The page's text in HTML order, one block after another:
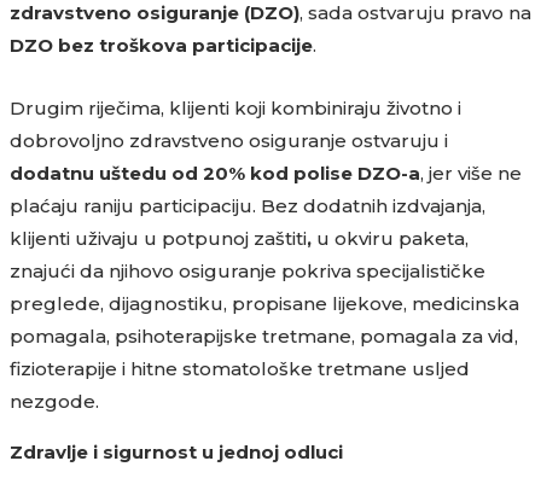
zdravstveno osiguranje (DZO), sada ostvaruju pravo na
DZO bez troškova participacije.
Drugim riječima, klijenti koji kombiniraju životno i
dobrovoljno zdravstveno osiguranje ostvaruju i
dodatnu uštedu od 20% kod polise DZO-a, jer više ne
plaćaju raniju participaciju. Bez dodatnih izdvajanja,
klijenti uživaju u potpunoj zaštiti, u okviru paketa,
znajući da njihovo osiguranje pokriva specijalističke
preglede, dijagnostiku, propisane lijekove, medicinska
pomagala, psihoterapijske tretmane, pomagala za vid,
fizioterapije i hitne stomatološke tretmane usljed
nezgode.
Zdravlje i sigurnost u jednoj odluci